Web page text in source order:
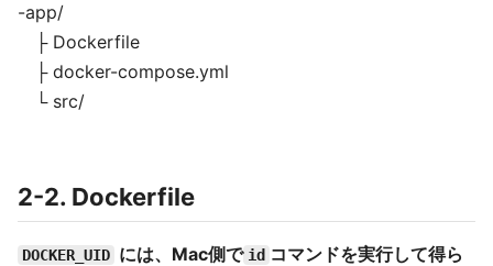
-app/
├ Dockerfile
├ docker-compose.yml
└ src/
2-2. Dockerfile
DOCKER_UID には、Mac側で id コマンドを実行して得ら